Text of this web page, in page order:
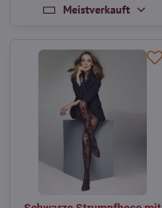
Meistverkauft